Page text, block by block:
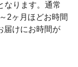
なります。通常
2ヶ月ほどお時間
届けにお時間が